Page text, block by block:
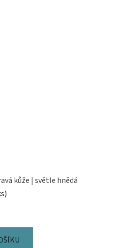
kůže | světle hnědá